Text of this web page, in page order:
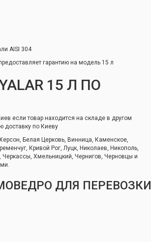
AISI 304
гарантию на модель 15 л
15 Л ПО
если товар находится на складе в другом
доставку по Киеву
Белая Церковь, Винница, Каменское,
Кривой Рог, Луцк, Николаев, Никополь,
Хмельницкий, Чернигов, Черновцы и
ДЛЯ ПЕРЕВОЗКИ